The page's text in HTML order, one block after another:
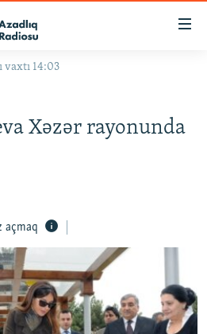
vaxtı 14:03
Xəzər rayonunda
açmaq